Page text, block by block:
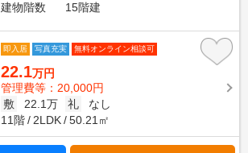
建物階数
15階建
即入居 写真充実 無料オンライン相談可
22.1万円
管理費等：20,000円
敷
22.1万 礼
なし
11階
2LDK 50.21㎡